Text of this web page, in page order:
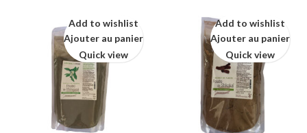
Add to wishlist
Ajouter au panier
Quick view
Add to wishlist
Ajouter au panier
Quick view